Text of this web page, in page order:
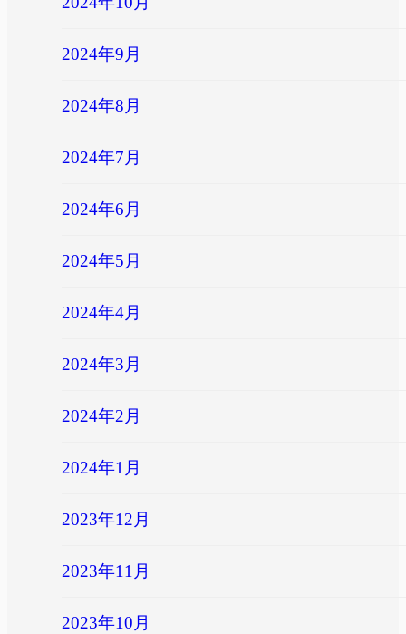
2024年9月
2024年8月
2024年7月
2024年6月
2024年5月
2024年4月
2024年3月
2024年2月
2024年1月
2023年12月
2023年11月
2023年10月